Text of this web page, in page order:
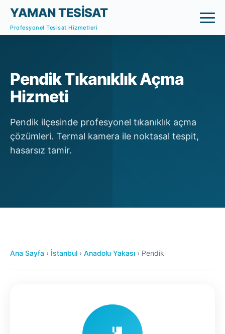
YAMAN TESİSAT
Profesyonel Tesisat Hizmetleri
Pendik Tıkanıklık Açma
Hizmeti
Pendik ilçesinde profesyonel tıkanıklık açma
çözümleri. Termal kamera ile noktasal tespit,
hasarsız tamir.
Ana Sayfa › İstanbul › Anadolu Yakası › Pendik